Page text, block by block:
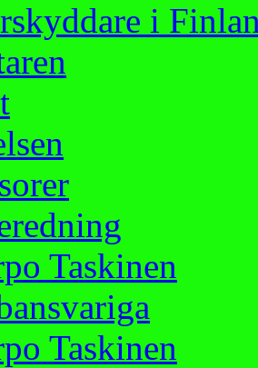
i
Taskinen
Taskinen